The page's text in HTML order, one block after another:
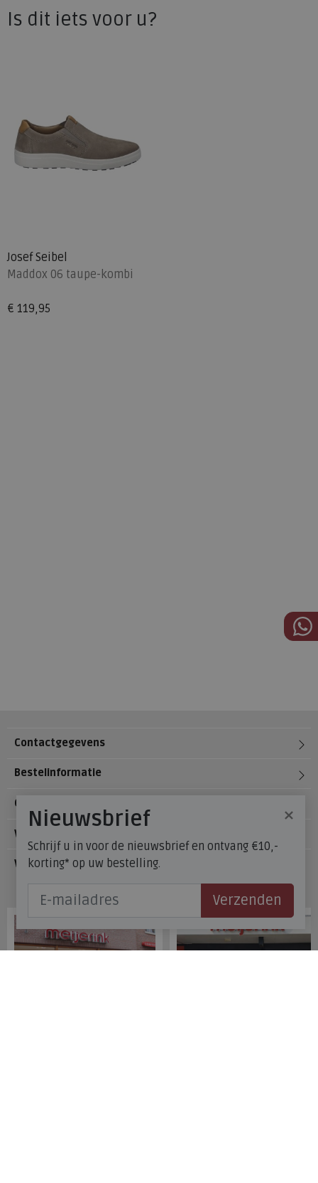
Is dit iets voor u?
Josef Seibel
Maddox 06 taupe-kombi
€ 119,95
Contactgegevens
Bestelinformatie
Over Meijerink Schoenen
Voetzorg
Veelgestelde vragen
×
Nieuwsbrief
Schrijf u in voor de nieuwsbrief en ontvang €10,-
korting* op uw bestelling.
Verzenden